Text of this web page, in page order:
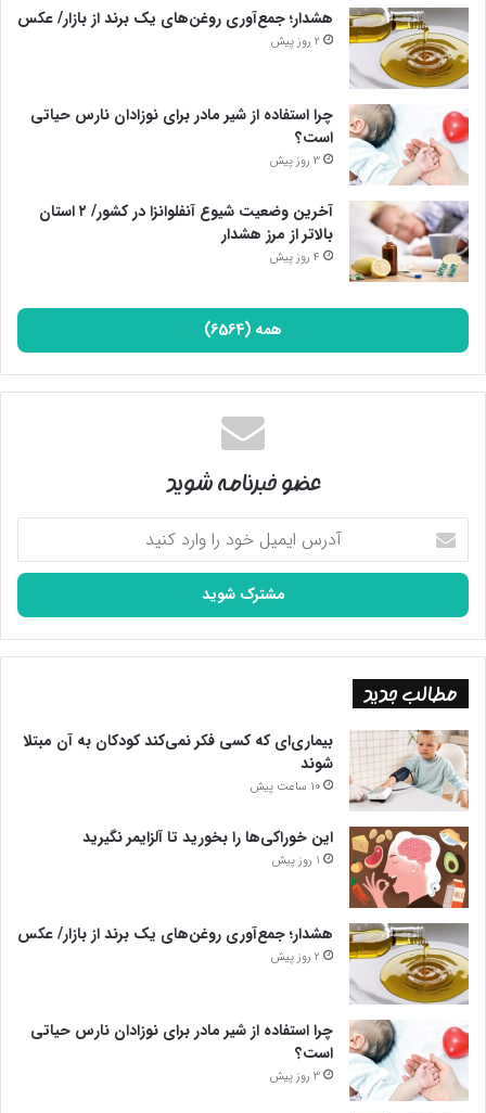
هشدار؛ جمع‌آوری روغن‌های یک برند از بازار/ عکس
2 روز پیش
چرا استفاده از شیر مادر برای نوزادان نارس حیاتی
است؟
3 روز پیش
آخرین وضعیت شیوع آنفلوانزا در کشور/ ۲ استان
بالاتر از مرز هشدار
4 روز پیش
همه (6564)
عضو خبرنامه شوید
آدرس
ایمیل
خود
وارد
کنید
مطالب جدید
بیماری‌ای که کسی فکر نمی‌کند کودکان به آن مبتلا
شوند
10 ساعت پیش
این خوراکی‌ها را بخورید تا آلزایمر نگیرید
1 روز پیش
هشدار؛ جمع‌آوری روغن‌های یک برند از بازار/ عکس
2 روز پیش
چرا استفاده از شیر مادر برای نوزادان نارس حیاتی
است؟
3 روز پیش